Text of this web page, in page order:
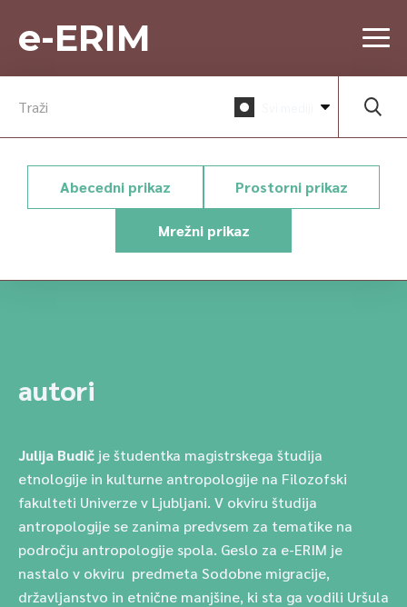
e-ERIM
autori
Julija Budič je študentka magistrskega študija
etnologije in kulturne antropologije na Filozofski
fakulteti Univerze v Ljubljani. V okviru študija
antropologije se zanima predvsem za tematike na
področju antropologije spola. Geslo za e-ERIM je
nastalo v okviru predmeta Sodobne migracije,
državljanstvo in etnične manjšine, ki sta ga vodili Uršula
Abecedni prikaz Prostorni prikaz
Mrežni prikaz